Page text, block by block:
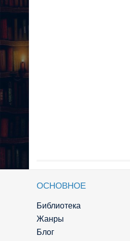
ОСНОВНОЕ
Библиотека
Жанры
Блог